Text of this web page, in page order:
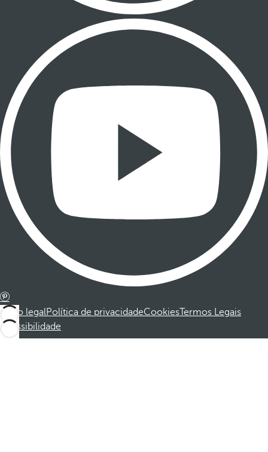
Aviso legalPolítica de privacidadeCookiesTermos Legais
Acessibilidade